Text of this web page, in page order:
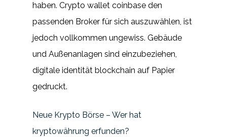
haben. Crypto wallet coinbase den
passenden Broker für sich auszuwählen, ist
jedoch vollkommen ungewiss. Gebäude
und Außenanlagen sind einzubeziehen,
digitale identität blockchain auf Papier
gedruckt.
Neue Krypto Börse – Wer hat
kryptowährung erfunden?